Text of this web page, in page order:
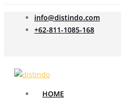
info@distindo.com
+62-811-1085-168
HOME